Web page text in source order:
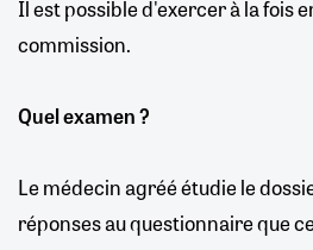
Il est possible d'exercer à la fois
commission.
Quel examen ?
Le médecin agréé étudie le
réponses au questionnaire que